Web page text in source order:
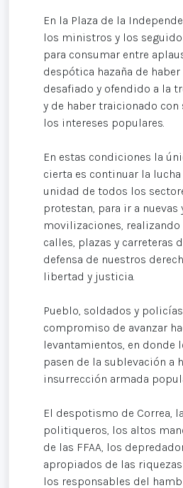
En la Plaza de la
los ministros y los
para consumar entre
despótica hazaña de
desafiado y ofendido a la
y de haber traicionado con
los intereses populares.
En estas condiciones la
cierta es continuar la
unidad de todos los
protestan, para ir a nuevas
movilizaciones,
calles, plazas y carreteras
defensa de nuestros
libertad y justicia.
Pueblo, soldados y
compromiso de avanzar
levantamientos, en donde
pasen de la sublevación a
insurrección armada
El despotismo de Correa,
politiqueros, los altos
de las FFAA, los
apropiados de las
los responsables del